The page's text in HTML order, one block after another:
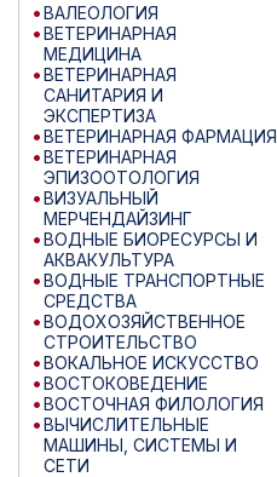
ВАЛЕОЛОГИЯ
ВЕТЕРИНАРНАЯ
МЕДИЦИНА
ВЕТЕРИНАРНАЯ
САНИТАРИЯ И
ЭКСПЕРТИЗА
ВЕТЕРИНАРНАЯ ФАРМАЦИЯ
ВЕТЕРИНАРНАЯ
ЭПИЗООТОЛОГИЯ
ВИЗУАЛЬНЫЙ
МЕРЧЕНДАЙЗИНГ
ВОДНЫЕ БИОРЕСУРСЫ И
АКВАКУЛЬТУРА
ВОДНЫЕ ТРАНСПОРТНЫЕ
СРЕДСТВА
ВОДОХОЗЯЙСТВЕННОЕ
СТРОИТЕЛЬСТВО
ВОКАЛЬНОЕ ИСКУССТВО
ВОСТОКОВЕДЕНИЕ
ВОСТОЧНАЯ ФИЛОЛОГИЯ
ВЫЧИСЛИТЕЛЬНЫЕ
МАШИНЫ, СИСТЕМЫ И
СЕТИ